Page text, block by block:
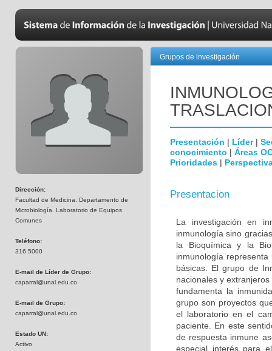
Dirección:
Facultad de Medicina. Departamento de
Microbiología. Laboratorio de Equipos
Comunes
Teléfono:
316 5000
E-mail de Líder de Grupo:
caparral@unal.edu.co
E-mail de Grupo:
caparral@unal.edu.co
Estado UN:
Activo
Grupos de investigación
Presentación | Líder|
conocimiento | Áreas
Prioridades |
Presentacion
La investigación en
inmunología sino
la Bioquímica y la
inmunología
básicas. El grupo de
nacionales y
fundamenta la
grupo son proyectos
el laboratorio en el
paciente. En este
de respuesta inmune
especial interés para